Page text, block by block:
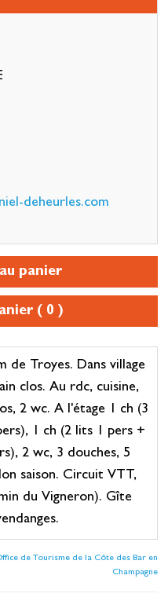
deheurles.com
panier
( 0 )
de Troyes. Dans village
clos. Au rdc, cuisine,
2 wc. A l'étage 1 ch (3
1 ch (2 lits 1 pers +
2 wc, 3 douches, 5
saison. Circuit VTT,
du Vigneron). Gîte
de Tourisme de la Côte des Bar en
Champagne